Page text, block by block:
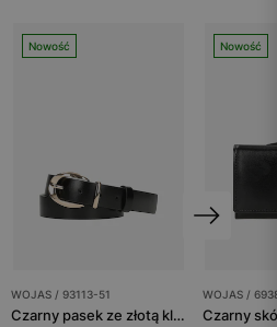
Nowość
WOJAS / 93113-51
Czarny pasek ze złotą klamrą
Nowość
WOJAS /